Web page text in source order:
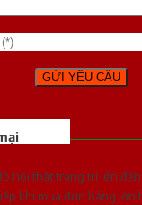
nội thất trang trí lên đến
khi mua đơn hàng lớn